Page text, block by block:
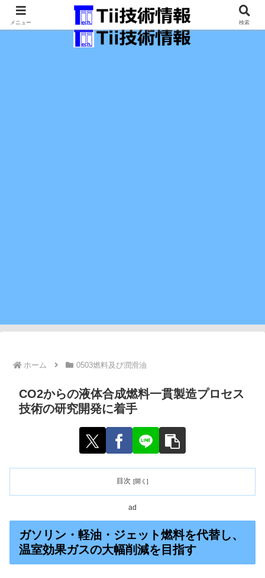
最新の科学技術の情報インフラ。
ホーム 0503燃料及び潤滑油
CO2からの液体合成燃料一貫製造プロセス
技術の研究開発に着手
目次
ad
ガソリン・軽油・ジェット燃料を代替し、
温室効果ガスの大幅削減を目指す
メニュー 検索